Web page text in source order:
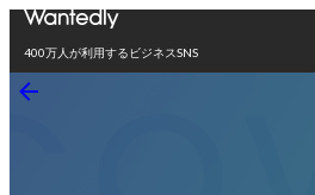
400万人が利用するビジネスSNS